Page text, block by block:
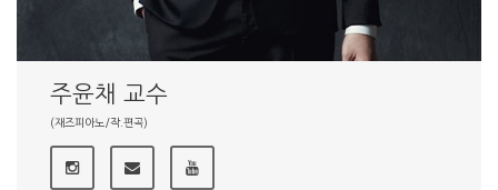
주윤채 교수
(재즈피아노/작.편곡)